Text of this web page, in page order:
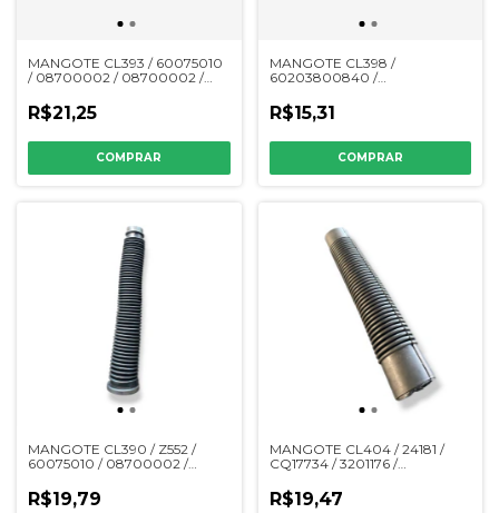
MANGOTE CL393 / 60075010
/ 08700002 / 08700002 /
28030002
R$21,25
MANGOTE CL398 /
60203800840 /
2214.65 / 07710001 /
10050006
R$15,31
MANGOTE CL390 / Z552 /
60075010 / 08700002 /
MP3496 / 28030002
R$19,79
MANGOTE CL404 / 24181 /
CQ17734 / 3201176 /
R$19,47